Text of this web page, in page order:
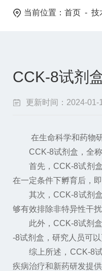
当前位置： 首页 - 技
CCK-8试剂
更新时间：2024-01-
在生命科学和药物研
CCK-8试剂盒，全称
首先，CCK-8试剂盒
在一定条件下孵育后，
其次，CCK-8试剂盒
够有效排除非特异性干
此外，CCK-8试剂盒
-8试剂盒，研究人员可
综上所述，CCK-8试
疾病治疗和新药研发提供